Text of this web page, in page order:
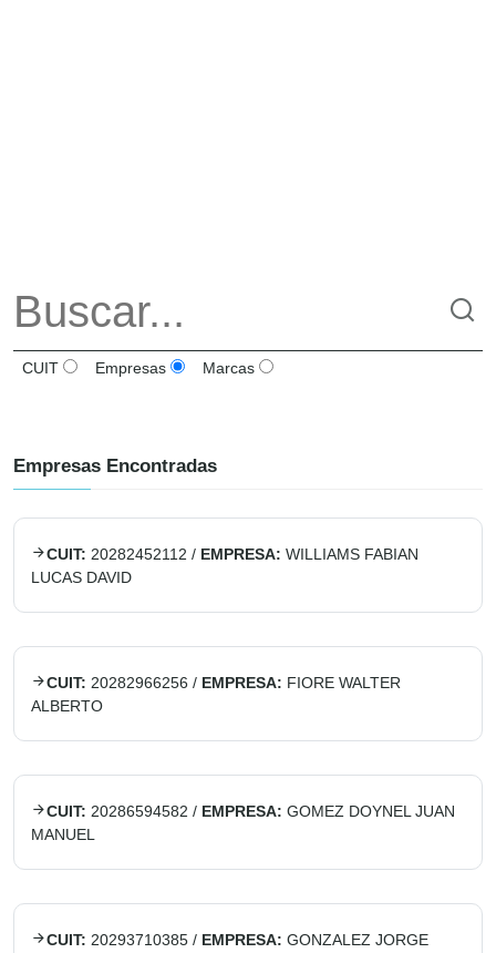
CUIT Empresas Marcas
Empresas Encontradas
CUIT: 20282452112 / EMPRESA: WILLIAMS FABIAN
LUCAS DAVID
CUIT: 20282966256 / EMPRESA: FIORE WALTER
ALBERTO
CUIT: 20286594582 / EMPRESA: GOMEZ DOYNEL JUAN
MANUEL
CUIT: 20293710385 / EMPRESA: GONZALEZ JORGE